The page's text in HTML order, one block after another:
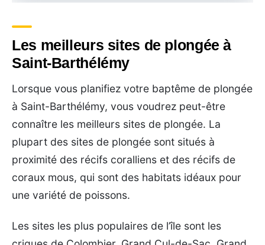
Les meilleurs sites de plongée à
Saint-Barthélémy
Lorsque vous planifiez votre baptême de plongée
à Saint-Barthélémy, vous voudrez peut-être
connaître les meilleurs sites de plongée. La
plupart des sites de plongée sont situés à
proximité des récifs coralliens et des récifs de
coraux mous, qui sont des habitats idéaux pour
une variété de poissons.
Les sites les plus populaires de l’île sont les